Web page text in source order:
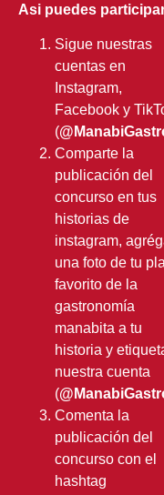
Asi puedes
Sigue nuestras
cuentas en
Instagram,
Facebook y
(
Comparte la
publicación del
concurso en tus
historias de
instagram,
una foto de tu
favorito de la
gastronomía
manabita a tu
historia y
nuestra cuenta
(
Comenta la
publicación del
concurso con el
hashtag